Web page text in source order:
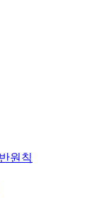
원칙